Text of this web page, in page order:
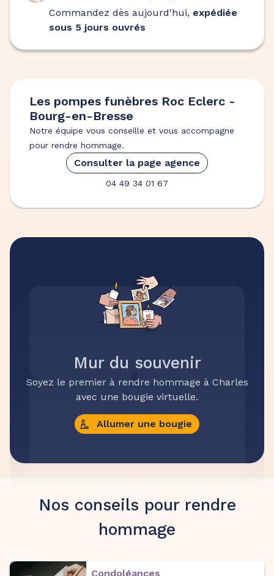
Commandez dès aujourd'hui, expédiée
sous 5 jours ouvrés
Les pompes funèbres Roc Eclerc -
Bourg-en-Bresse
Notre équipe vous conseille et vous accompagne
pour rendre hommage.
Consulter la page agence
04 49 34 01 67
Mur du souvenir
Soyez le premier à rendre hommage à Charles
avec une bougie virtuelle.
Allumer une bougie
Nos conseils pour rendre
hommage
Condoléances